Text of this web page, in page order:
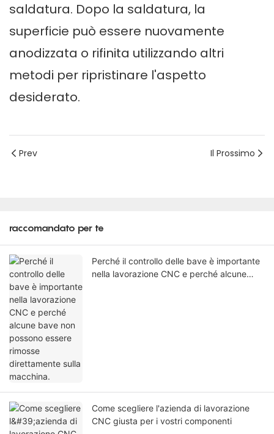
saldatura. Dopo la saldatura, la
superficie può essere nuovamente
anodizzata o rifinita utilizzando altri
metodi per ripristinare l'aspetto
desiderato.
Prev Il Prossimo
raccomandato per te
Perché il controllo delle bave è importante
nella lavorazione CNC e perché alcune
Come scegliere l'azienda di lavorazione
CNC giusta per i vostri componenti